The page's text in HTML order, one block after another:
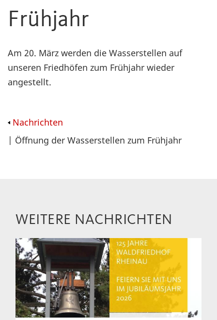
Frühjahr
Am 20. März werden die Wasserstellen auf
unseren Friedhöfen zum Frühjahr wieder
angestellt.
Nachrichten
| Öffnung der Wasserstellen zum Frühjahr
WEITERE NACHRICHTEN